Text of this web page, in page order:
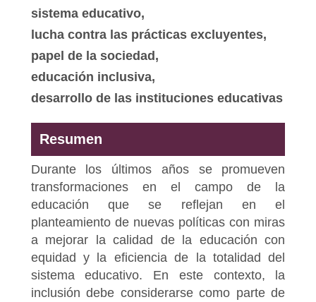
sistema educativo,
lucha contra las prácticas excluyentes,
papel de la sociedad,
educación inclusiva,
desarrollo de las instituciones educativas
Resumen
Durante los últimos años se promueven
transformaciones en el campo de la
educación que se reflejan en el
planteamiento de nuevas políticas con miras
a mejorar la calidad de la educación con
equidad y la eficiencia de la totalidad del
sistema educativo. En este contexto, la
inclusión debe considerarse como parte de